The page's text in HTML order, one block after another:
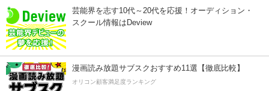
芸能界を志す10代～20代を応援！オーディション・
スクール情報はDeview
漫画読み放題サブスクおすすめ11選【徹底比較】
オリコン顧客満足度ランキング